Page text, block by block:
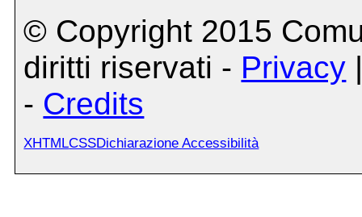
© Copyright 2015
diritti riservati - Privacy
- Credits
XHTMLCSSDichiarazione Accessibilità